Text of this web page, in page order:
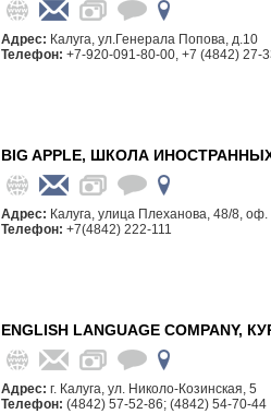
Адрес: Калуга, ул.Генерала Попова, д.10
Телефон: +7-920-091-80-00, +7 (4842) 27-
BIG APPLE, ШКОЛА
Адрес: Калуга, улица Плеханова, 48/8, оф.
Телефон: +7(4842) 222-111
ENGLISH LANGUAGE
Адрес: г. Калуга, ул. Николо-Козинская, 5
Телефон: (4842) 57-52-86; (4842) 54-70-44